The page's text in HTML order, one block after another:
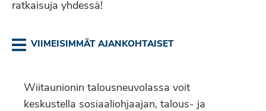
ratkaisuja yhdessä!
VIIMEISIMMÄT AJANKOHTAISET
Wiitaunionin talousneuvolassa voit
keskustella sosiaaliohjaajan, talous- ja